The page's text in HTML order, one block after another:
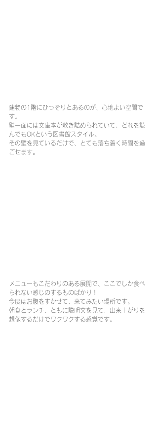
建物の1階にひっそりとあるのが、心地よい空間で
す。
壁一面には文庫本が敷き詰められていて、どれを読
んでもOKという図書館スタイル。
その壁を見ているだけで、とても落ち着く時間を過
ごせます。
メニューもこだわりのある展開で、ここでしか食べ
られない感じのするものばかり！
今度はお腹をすかせて、来てみたい場所です。
朝食とランチ、ともに説明文を見て、出来上がりを
想像するだけでワクワクする感覚です。